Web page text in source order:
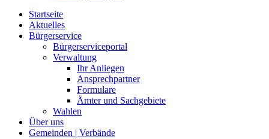
Startseite
Aktuelles
Bürgerservice
Bürgerserviceportal
Verwaltung
Ihr Anliegen
Ansprechpartner
Formulare
Ämter und Sachgebiete
Wahlen
Über uns
Gemeinden | Verbände